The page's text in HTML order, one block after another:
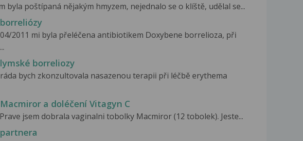
byla poštípaná nějakým hmyzem, nejednalo se o klíště, udělal se...
2011 mi byla přeléčena antibiotikem Doxybene borrelioza, při
borreliozy
bych zkonzultovala nasazenou terapii při léčbě erythema
a doléčení Vitagyn C
jsem dobrala vaginalni tobolky Macmiror (12 tobolek). Jeste...